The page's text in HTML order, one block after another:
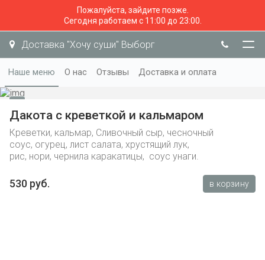
Пожалуйста, зайдите позже.
Сегодня работаем с 11:00 до 23:00.
Доставка "Хочу суши" Выборг
Наше меню О нас Отзывы Доставка и оплата
Дакота с креветкой и кальмаром
Креветки, кальмар, Сливочный сыр, чесночный
соус, огурец, лист салата, хрустящий лук,
рис, нори, чернила каракатицы, соус унаги.
530 руб. в корзину